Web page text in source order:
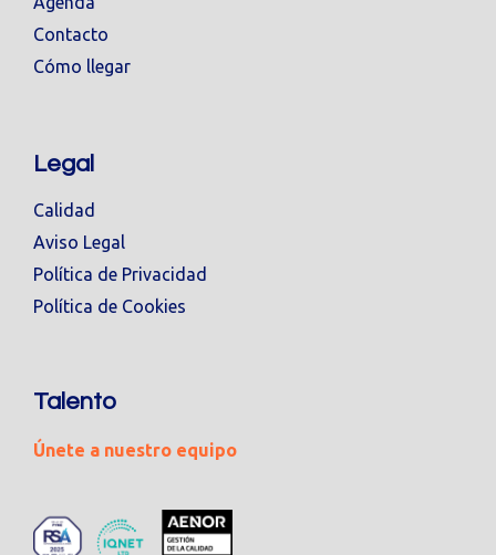
Contacto
Cómo llegar
Legal
Calidad
Aviso Legal
Política de Privacidad
Política de Cookies
Talento
Únete a nuestro equipo